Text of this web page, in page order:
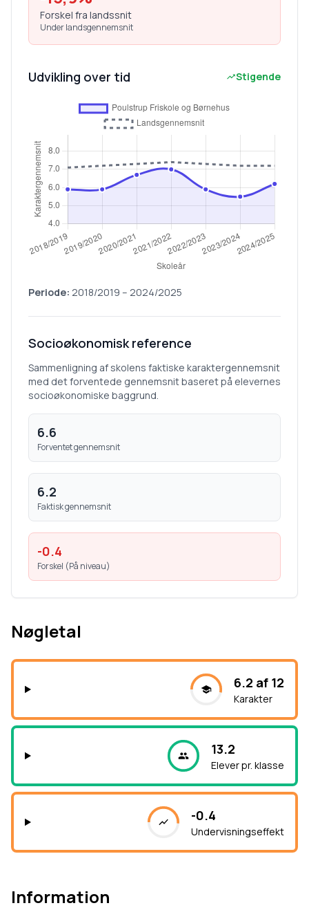
Forskel fra landssnit
Under landsgennemsnit
Udvikling over tid Stigende
Periode: 2018/2019 – 2024/2025
Socioøkonomisk reference
Sammenligning af skolens faktiske karaktergennemsnit
med det forventede gennemsnit baseret på elevernes
socioøkonomiske baggrund.
6.6
Forventet gennemsnit
6.2
Faktisk gennemsnit
-0.4
Forskel (På niveau)
Nøgletal
6.2 af 12
Karakter
13.2
Elever pr. klasse
-0.4
Undervisningseffekt
Information